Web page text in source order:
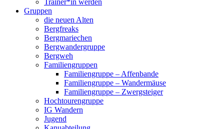
Trainer*in werden
Gruppen
die neuen Alten
Bergfreaks
Bergmariechen
Bergwandergruppe
Bergweh
Familiengruppen
Familiengruppe – Affenbande
Familiengruppe – Wandermäuse
Familiengruppe – Zwergsteiger
Hochtourengruppe
IG Wandern
Jugend